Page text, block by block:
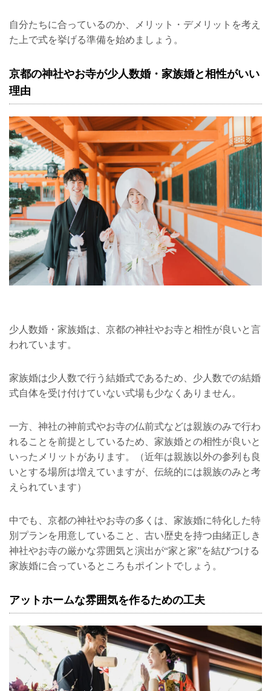
自分たちに合っているのか、メリット・デメリットを考え
た上で式を挙げる準備を始めましょう。
京都の神社やお寺が少人数婚・家族婚と相性がいい
理由
少人数婚・家族婚は、京都の神社やお寺と相性が良いと言
われています。
家族婚は少人数で行う結婚式であるため、少人数での結婚
式自体を受け付けていない式場も少なくありません。
一方、神社の神前式やお寺の仏前式などは親族のみで行わ
れることを前提としているため、家族婚との相性が良いと
いったメリットがあります。（近年は親族以外の参列も良
いとする場所は増えていますが、伝統的には親族のみと考
えられています）
中でも、京都の神社やお寺の多くは、家族婚に特化した特
別プランを用意していること、古い歴史を持つ由緒正しき
神社やお寺の厳かな雰囲気と演出が“家と家”を結びつける
家族婚に合っているところもポイントでしょう。
アットホームな雰囲気を作るための工夫